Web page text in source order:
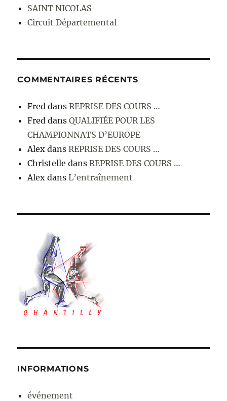
SAINT NICOLAS
Circuit Départemental
COMMENTAIRES RÉCENTS
Fred dansREPRISE DES COURS …
Fred dansQUALIFIÉE POUR LES
CHAMPIONNATS D’EUROPE
Alex dansREPRISE DES COURS …
Christelle dansREPRISE DES COURS …
Alex dansL’entraînement
INFORMATIONS
événement